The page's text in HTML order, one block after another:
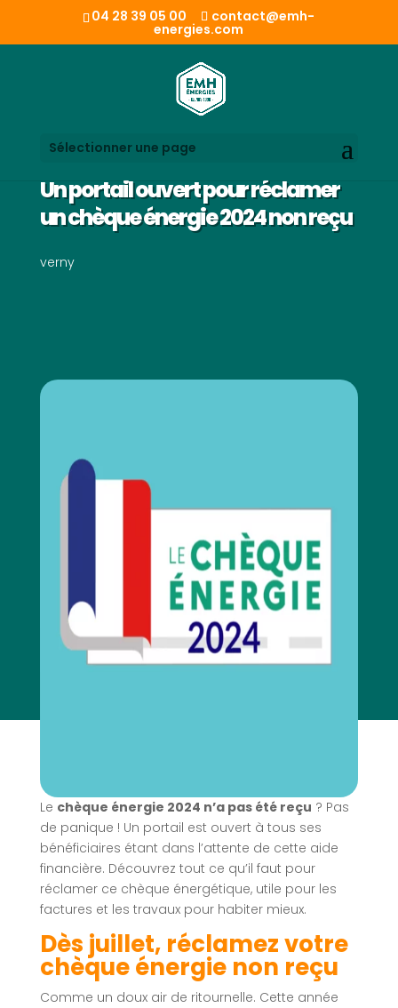
04 28 39 05 00 contact@emh-
energies.com
Sélectionner une page
Un portail ouvert pour réclamer
un chèque énergie 2024 non reçu
verny
Le chèque énergie 2024 n’a pas été reçu ? Pas
de panique ! Un portail est ouvert à tous ses
bénéficiaires étant dans l’attente de cette aide
financière. Découvrez tout ce qu’il faut pour
réclamer ce chèque énergétique, utile pour les
factures et les travaux pour habiter mieux.
Dès juillet, réclamez votre
chèque énergie non reçu
Comme un doux air de ritournelle. Cette année